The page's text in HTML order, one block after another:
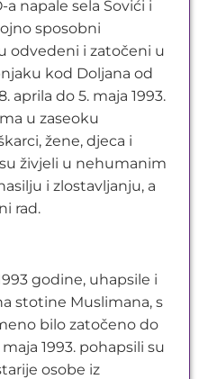
napale sela Sovići i
sposobni
odvedeni i zatočeni u
kod Doljana od
aprila do 5. maja 1993.
u zaseoku
žene, djeca i
živjeli u nehumanim
i zlostavljanju, a
rad.
godine, uhapsile i
stotine Muslimana, s
bilo zatočeno do
1993. pohapsili su
osobe iz